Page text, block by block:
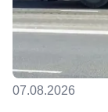
07.08.2026